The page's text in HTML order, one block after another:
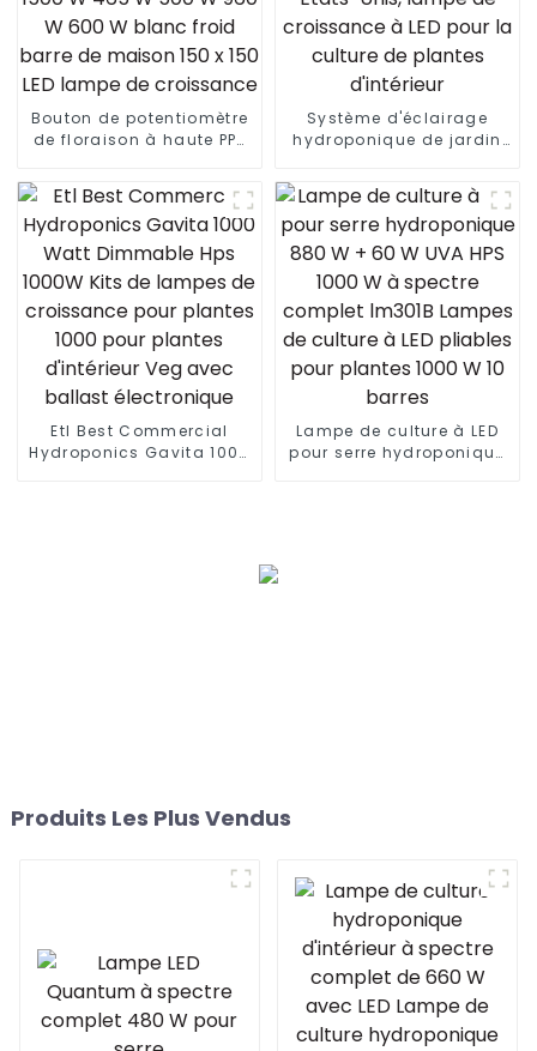
légumes
Bouton de potentiomètre
de floraison à haute PPF
barre de maison 150 x
150 LED lampe de
croissance
Système d'éclairage
hydroponique de jardin
États-Unis, lampe de
croissance à LED pour la
culture de plantes
d'intérieur
Etl Best Commercial
Hydroponics Gavita 1000
Lampe de culture à LED
pour serre hydroponique
Produits Les Plus Vendus